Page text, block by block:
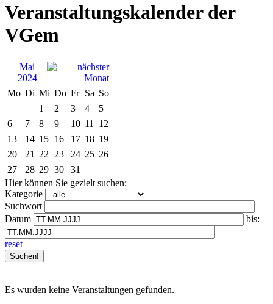
Veranstaltungskalender der
VGem
Mai
2024
Mo Di Mi Do Fr Sa So
1
2 3 4
5
6
7 8 9 10 11
12
13
14 15 16 17 18 19
20
21 22 23 24 25 26
27
28 29 30
31
Hier können Sie gezielt suchen:
Kategorie
Suchwort
Datum
bis:
reset
Es wurden keine Veranstaltungen gefunden.